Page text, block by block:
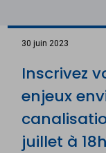
30 juin 2023
Inscrivez
enjeux
juillet à